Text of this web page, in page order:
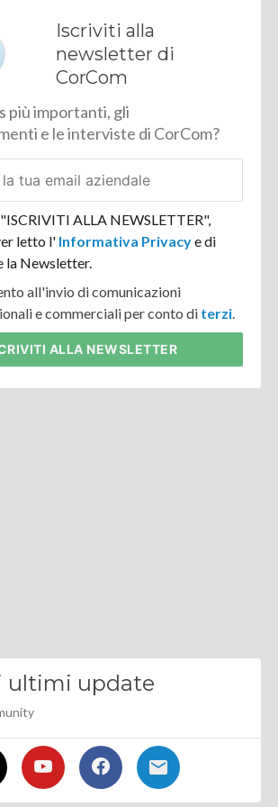
Iscriviti alla
newsletter di
CorCom
più importanti, gli
e le interviste di CorCom?
ALLA NEWSLETTER",
letto l' Informativa Privacye di
la Newsletter.
all'invio di comunicazioni
e commerciali per conto di terzi.
ALLA NEWSLETTER
ultimi update